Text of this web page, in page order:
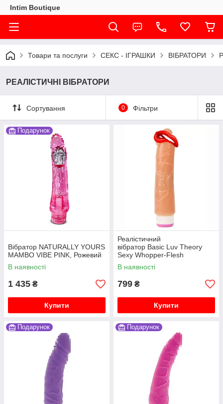
Intim Boutique
Товари та послуги СЕКС - ІГРАШКИ ВІБРАТОРИ
РЕАЛІСТИЧНІ ВІБРАТОРИ
Сортування 0 Фільтри
Подарунок
Вібратор NATURALLY YOURS
MAMBO VIBE PINK, Рожевий
В наявності
1 435 ₴
Купити
Реалістичний
вібратор Basic Luv Theory
Sexy Whopper-Flesh
В наявності
799 ₴
Купити
Подарунок Подарунок